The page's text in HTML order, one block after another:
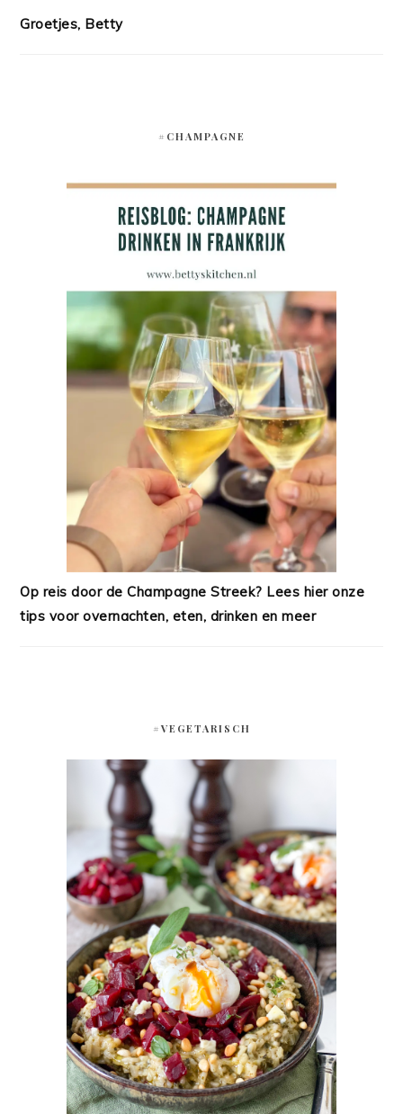
Groetjes, Betty
#CHAMPAGNE
Op reis door de Champagne Streek? Lees hier onze
tips voor overnachten, eten, drinken en meer
#VEGETARISCH